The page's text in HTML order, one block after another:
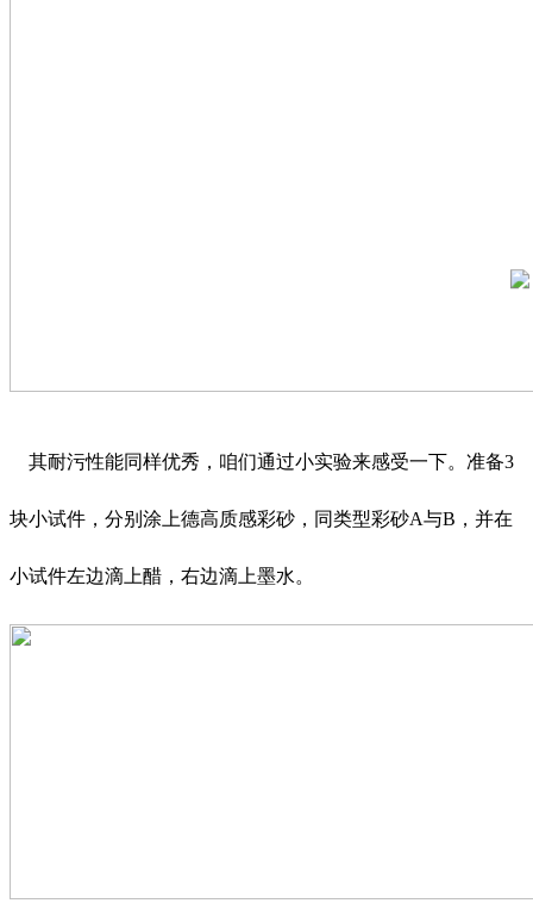
其耐污性能同样优秀，咱们通过小实验来感受一下。准备3
块小试件，分别涂上德高质感彩砂，同类型彩砂A与B，并在
小试件左边滴上醋，右边滴上墨水。